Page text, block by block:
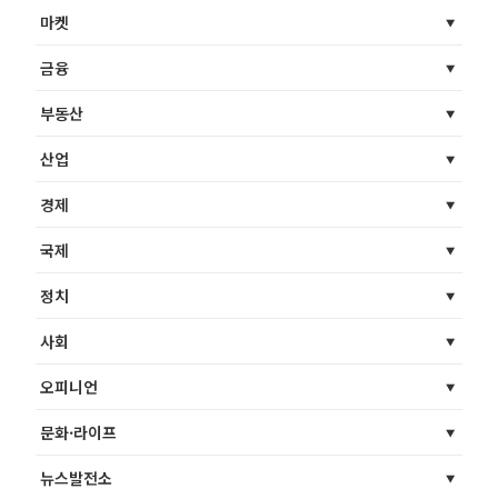
마켓
금융
부동산
산업
경제
국제
정치
사회
오피니언
문화·라이프
뉴스발전소